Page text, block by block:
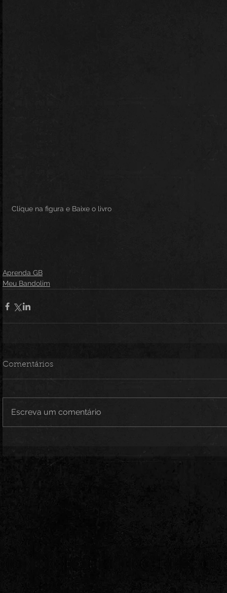
Clique na figura e Baixe o livro
Aprenda GB
Meu Bandolim
Comentários
Escreva um comentário